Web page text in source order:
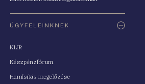
ÜGYFELEINKNEK
KLIR
Készpénzfórum
Hamisítás megelőzése